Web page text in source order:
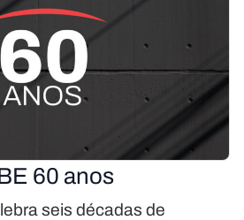
60 anos
seis décadas de